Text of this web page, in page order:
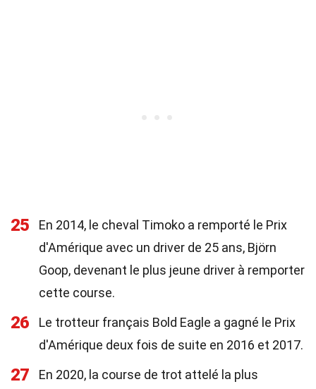
25
En 2014, le cheval Timoko a remporté le Prix
d'Amérique avec un driver de 25 ans, Björn
Goop, devenant le plus jeune driver à remporter
cette course.
26
Le trotteur français Bold Eagle a gagné le Prix
d'Amérique deux fois de suite en 2016 et 2017.
27
En 2020, la course de trot attelé la plus